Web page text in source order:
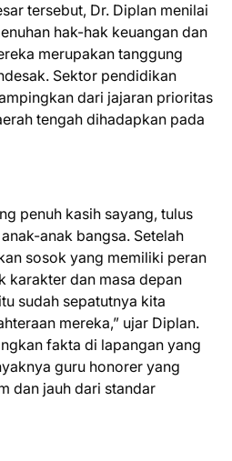
tersebut, Dr. Diplan menilai
hak-hak keuangan dan
merupakan tanggung
Sektor pendidikan
dari jajaran prioritas
tengah dihadapkan pada
penuh kasih sayang, tulus
anak bangsa. Setelah
sosok yang memiliki peran
karakter dan masa depan
sudah sepatutnya kita
mereka,” ujar Diplan.
fakta di lapangan yang
guru honorer yang
dan jauh dari standar